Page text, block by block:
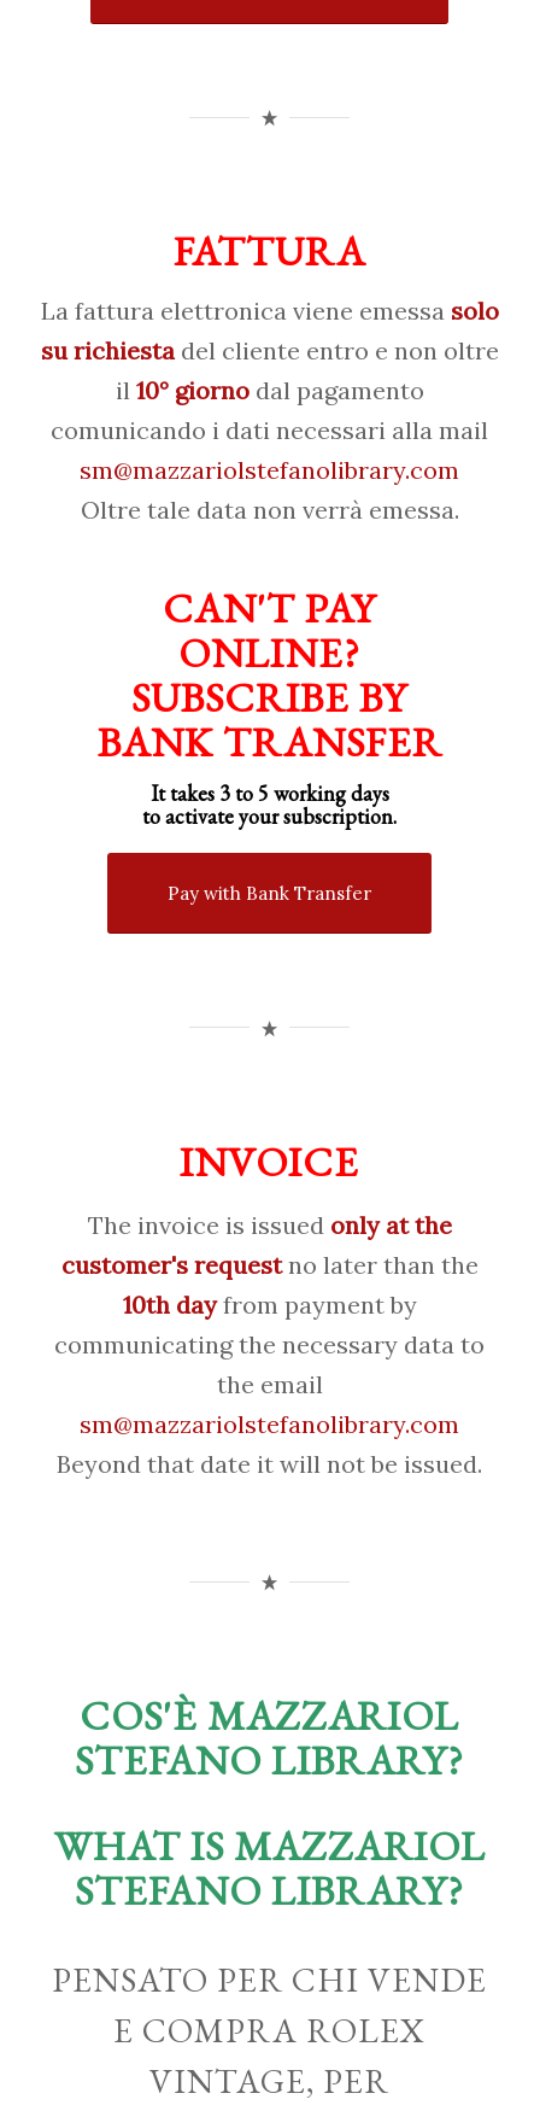
FATTURA
La fattura elettronica viene emessasolo
su richiestadel cliente entro e non oltre
il 10° giornodal pagamento
comunicando i dati necessari alla mail
sm@mazzariolstefanolibrary.com
Oltre tale data non verrà emessa.
CAN'T PAY
ONLINE?
SUBSCRIBE BY
BANK TRANSFER
It takes 3 to 5 working days
to activate your subscription.
Pay with Bank Transfer
INVOICE
The invoice is issued only at the
customer's requestno later than the
10th dayfrom payment by
communicating the necessary data to
the email
sm@mazzariolstefanolibrary.com
Beyond that date it will not be issued.
COS'È MAZZARIOL
STEFANO LIBRARY?
WHAT IS MAZZARIOL
STEFANO LIBRARY?
PENSATO PER CHI VENDE
E COMPRA ROLEX
VINTAGE, PER